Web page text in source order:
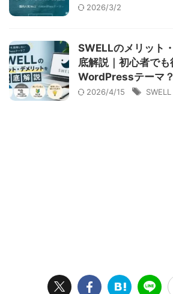
2026/3/2
SWELLのメリット
底解説｜初心者で
WordPressテーマ？
2026/4/15 SWELL